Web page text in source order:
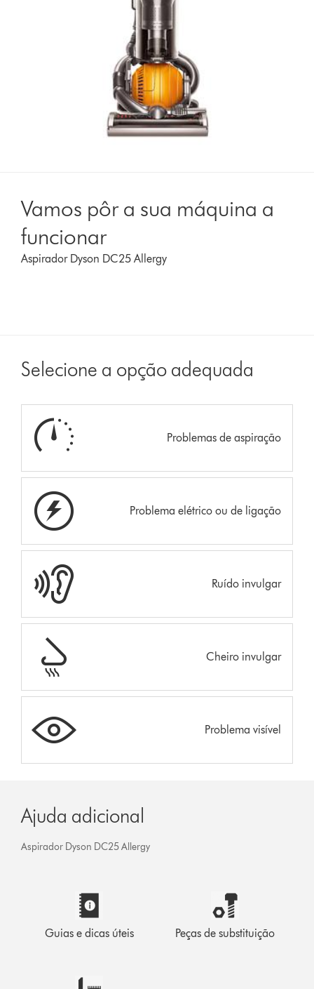
Vamos pôr a sua máquina a
funcionar
Aspirador Dyson DC25 Allergy
Selecione a opção adequada
Problemas de aspiração
Problema elétrico ou de ligação
Ruído invulgar
Cheiro invulgar
Problema visível
Ajuda adicional
Aspirador Dyson DC25 Allergy
Guias e dicas úteis Peças de substituição